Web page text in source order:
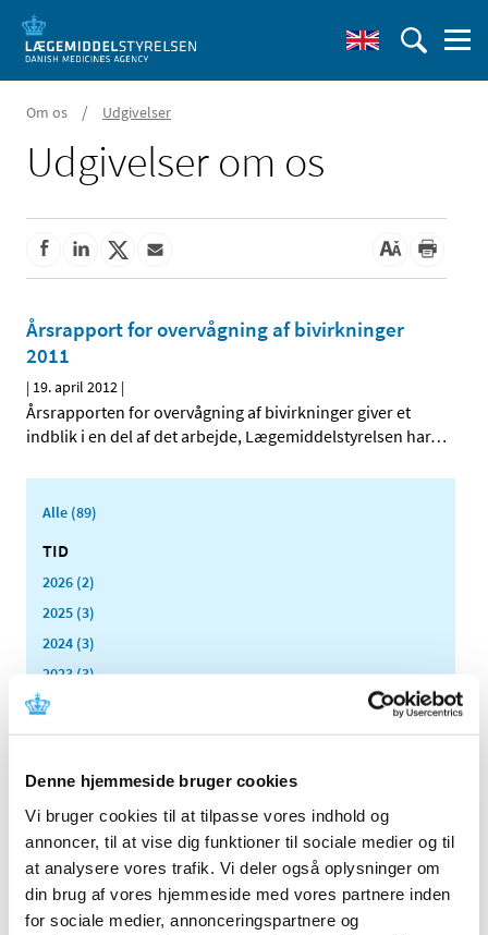
Denne hjemmeside bruger cookies
Vi bruger cookies til at tilpasse vores indhold og
annoncer, til at vise dig funktioner til sociale medier og til
at analysere vores trafik. Vi deler også oplysninger om
din brug af vores hjemmeside med vores partnere inden
for sociale medier, annonceringspartnere og
Om os / Udgivelser
Udgivelser om os
Årsrapport for overvågning af bivirkninger
2011
| 19. april 2012 |
Årsrapporten for overvågning af bivirkninger giver et
indblik i en del af det arbejde, Lægemiddelstyrelsen har…
Alle (89)
TID
2026 (2)
2025 (3)
2024 (3)
2023 (3)
2022 (1)
2021 (1)
2019 (4)
2018 (5)
2016 (10)
2015 (7)